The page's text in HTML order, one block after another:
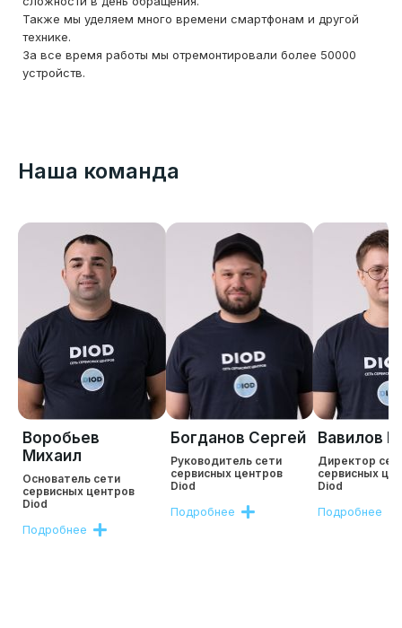
Также мы уделяем много времени смартфонам и другой
технике.
За все время работы мы отремонтировали более 50000
устройств.
Наша команда
Воробьев
Михаил
Основатель сети
сервисных центров
Diod
Подробнее
Богданов Сергей
Руководитель сети
сервисных центров
Diod
Подробнее
Вавилов
Директор
сервисных
Diod
Подробнее